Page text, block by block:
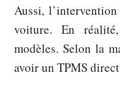
Aussi,
voiture. En
modèles. Selon la
avoir un TPMS